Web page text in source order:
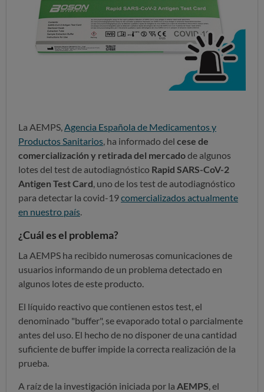
La AEMPS, Agencia Española de Medicamentos y
Productos Sanitarios , ha informado del cese de
comercialización y retirada del mercadode algunos
lotes del test de autodiagnóstico Rapid SARS-CoV-2
Antigen Test Card , uno de los test de autodiagnóstico
para detectar la covid-19comercializados actualmente
en nuestro país
¿Cuál es el problema?
La AEMPS ha recibido numerosas comunicaciones de
usuarios informando de un problema detectado en
algunos lotes de este producto.
El líquido reactivo que contienen estos test, el
denominado "buffer", se evaporado total o parcialmente
antes del uso. El hecho de no disponer de una cantidad
suficiente de buffer impide la correcta realización de la
prueba.
A raíz de la investigación iniciada por la AEMPS , el